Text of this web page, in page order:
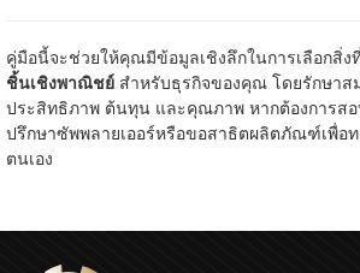
คู่มือนี้จะช่วยให้คุณมีข้อมูลเชิงลึกในการเลือกสิ่ง
ชิ้นเชิงพาณิชย์ สำหรับธุรกิจของคุณ โดยรักษาส
ประสิทธิภาพ ต้นทุน และคุณภาพ หากต้องการสอ
ปรึกษาซัพพลายเออร์หรือขอสาธิตผลิตภัณฑ์เพื่อ
ตนเอง